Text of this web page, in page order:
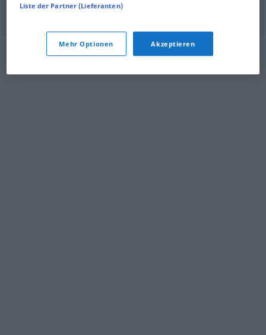
Liste der Partner (Lieferanten)
Mehr Optionen Akzeptieren